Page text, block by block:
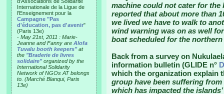
Internationale de la Ligue de
l'Enseignement pour la
Campagne "Pas
d'éducation, pas d'avenir"
(Paris 13e)
- May 21st, 2011 : Marie-
Jeanne and Fanny are Alofa
Tuvalu booth keepers"at
the "Braderie de livres
solidaire"organized by the
International Solidarity
Network of NGOs AT belongs
to. (Marché Blanqui, Paris
13e)
machine could not cater for the
reported that about more than
we lived we have to walk to
wind warning was on as well
boat scheduled for the
Back from a survey on
information bulletin (GLIDE n°
which the organization explain
group have been suffering
which has impacted the